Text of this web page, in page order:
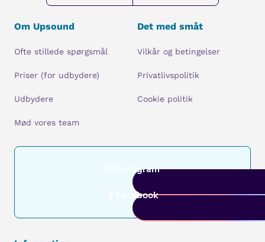
Om Upsound
Ofte stillede spørgsmål
Priser (for udbydere)
Udbydere
Mød vores team
Det med småt
Vilkår og betingelser
Privatlivspolitik
Cookie politik
Instagram
Facebook